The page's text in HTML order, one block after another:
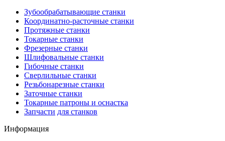
Зубообрабатывающие станки
Координатно-расточные станки
Протяжные станки
Токарные станки
Фрезерные станки
Шлифовальные станки
Гибочные станки
Сверлильные станки
Резьбонарезные станки
Заточные станки
Токарные патроны и оснастка
Запчасти для станков
Информация